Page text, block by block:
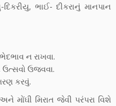
ભાઈ- દીકરાનું માનપાન
ન રાખવા.
ઉજવવા.
કરવું.
મિરાત જેવી પરંપરા વિશે